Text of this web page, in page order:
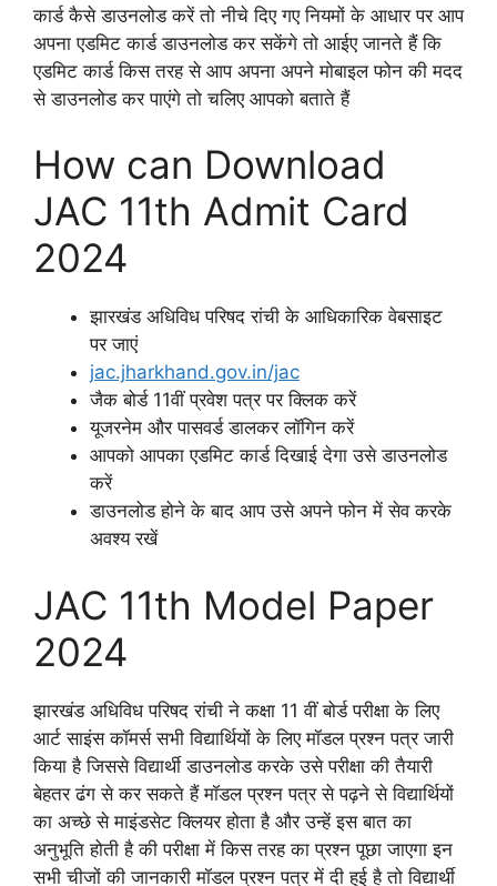
कार्ड कैसे डाउनलोड करें तो नीचे दिए गए नियमों के आधार पर आप
अपना एडमिट कार्ड डाउनलोड कर सकेंगे तो आईए जानते हैं कि
एडमिट कार्ड किस तरह से आप अपना अपने मोबाइल फोन की मदद
से डाउनलोड कर पाएंगे तो चलिए आपको बताते हैं
How can Download
JAC 11th Admit Card
2024
झारखंड अधिविध परिषद रांची के आधिकारिक वेबसाइट
पर जाएं
jac.jharkhand.gov.in/jac
जैक बोर्ड 11वीं प्रवेश पत्र पर क्लिक करें
यूजरनेम और पासवर्ड डालकर लॉगिन करें
आपको आपका एडमिट कार्ड दिखाई देगा उसे डाउनलोड
करें
डाउनलोड होने के बाद आप उसे अपने फोन में सेव करके
अवश्य रखें
JAC 11th Model Paper
2024
झारखंड अधिविध परिषद रांची ने कक्षा 11 वीं बोर्ड परीक्षा के लिए
आर्ट साइंस कॉमर्स सभी विद्यार्थियों के लिए मॉडल प्रश्न पत्र जारी
किया है जिससे विद्यार्थी डाउनलोड करके उसे परीक्षा की तैयारी
बेहतर ढंग से कर सकते हैं मॉडल प्रश्न पत्र से पढ़ने से विद्यार्थियों
का अच्छे से माइंडसेट क्लियर होता है और उन्हें इस बात का
अनुभूति होती है की परीक्षा में किस तरह का प्रश्न पूछा जाएगा इन
सभी चीजों की जानकारी मॉडल प्रश्न पत्र में दी हुई है तो विद्यार्थी